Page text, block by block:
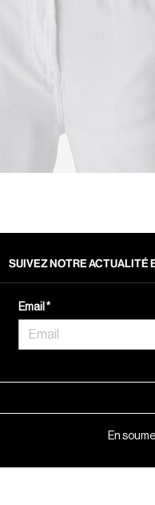
SUIVEZ NOTRE ACTUALITÉ
Email
En